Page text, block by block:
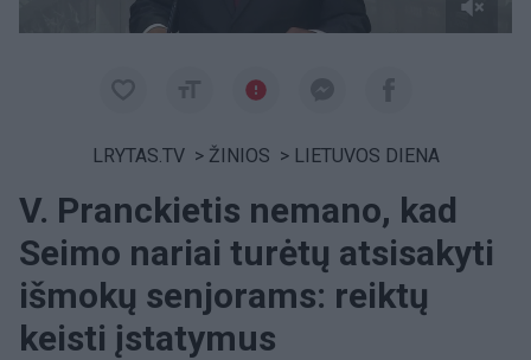
LRYTAS.TV > ŽINIOS > LIETUVOS DIENA
V. Pranckietis nemano, kad
Seimo nariai turėtų atsisakyti
išmokų senjorams: reiktų
keisti įstatymus